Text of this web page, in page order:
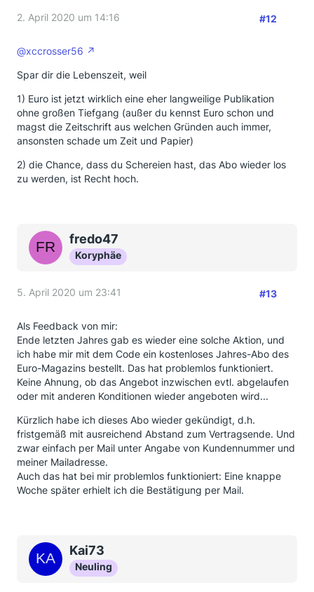
2. April 2020 um 14:16 #12
@xccrosser56
Spar dir die Lebenszeit, weil
1) Euro ist jetzt wirklich eine eher langweilige Publikation
ohne großen Tiefgang (außer du kennst Euro schon und
magst die Zeitschrift aus welchen Gründen auch immer,
ansonsten schade um Zeit und Papier)
2) die Chance, dass du Schereien hast, das Abo wieder los
zu werden, ist Recht hoch.
fredo47
Koryphäe
5. April 2020 um 23:41 #13
Als Feedback von mir:
Ende letzten Jahres gab es wieder eine solche Aktion, und
ich habe mir mit dem Code ein kostenloses Jahres-Abo des
Euro-Magazins bestellt. Das hat problemlos funktioniert.
Keine Ahnung, ob das Angebot inzwischen evtl. abgelaufen
oder mit anderen Konditionen wieder angeboten wird...
Kürzlich habe ich dieses Abo wieder gekündigt, d.h.
fristgemäß mit ausreichend Abstand zum Vertragsende. Und
zwar einfach per Mail unter Angabe von Kundennummer und
meiner Mailadresse.
Auch das hat bei mir problemlos funktioniert: Eine knappe
Woche später erhielt ich die Bestätigung per Mail.
Kai73
Neuling